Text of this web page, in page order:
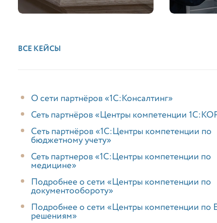
ВСЕ КЕЙСЫ
О сети партнёров «1С:Консалтинг»
Сеть партнёров «Центры компетенции
Cеть партнёров «1С:Центры компетенции по
бюджетному учету»
Сеть партнеров «1С:Центры компетенции по
медицине»
Подробнее о сети «Центры компетенции по
документообороту»
Подробнее о сети «Центры компетенции по
решениям»